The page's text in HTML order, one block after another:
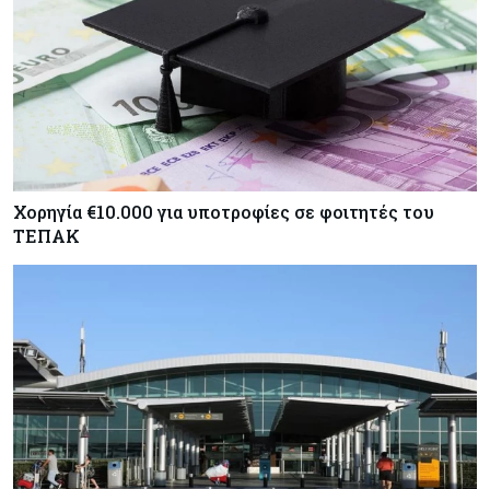
Χορηγία €10.000 για υποτροφίες σε φοιτητές του
ΤΕΠΑΚ